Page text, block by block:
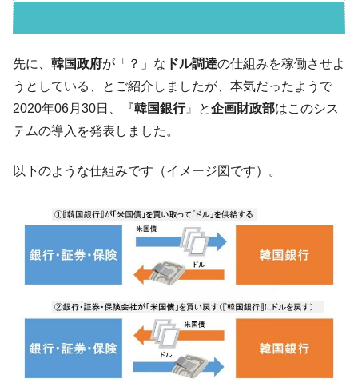
い「50.5％」に上昇
『Money1』
韓国大統領府ボンクラ政策室長が告発され
た ⇒ 国家が行った恐るべき株価操作であり、空前の国政壟
『Money1』
韓国･警察職員が「丸刈りになって抗議活
『Money1』
中国だけが鉄鋼輸出を異常増加させる ⇒ 中
『Money1』
韓国製造業「半導体絶好調」のウラで他業
種は全般的「不調」⇒ PSIが示す現況は決して良くない。
『Money1』
【米韓激突案件】韓国消費者院が『クーパ
ン』1人当たり賠償10万ウォンを認定 ⇒ 総額3兆7,000億
『Money1』 韓国で猛暑。南東部では干ばつ
韓国型イージス搭載の次世代駆逐艦
「KDDX」1番艦、2032年竣工と公示
【対日本円】ウォン安が急進！ 日米の協調
先に、 韓国政府が「？」な ドル調達の仕組みを稼働させよ
うとしている、とご紹介しましたが、本気だったようで
2020年06月30日、『韓国銀行』と企画財政部はこのシス
テムの導入を発表しました。
以下のような仕組みです（イメージ図です）。